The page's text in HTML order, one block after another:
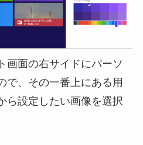
画面の右サイドにパーソ
で、その一番上にある用
ら設定したい画像を選択